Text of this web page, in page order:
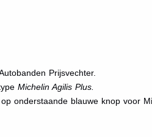
Prijsvechter.
Michelin Agilis Plus.
onderstaande blauwe knop voor